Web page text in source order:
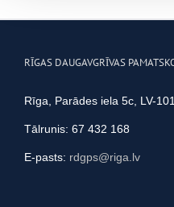
RĪGAS DAUGAVGRĪVAS
Rīga, Parādes iela 5c, LV-
Tālrunis: 67 432 168
E-pasts: rdgps@riga.lv